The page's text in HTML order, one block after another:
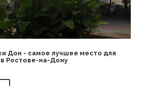
Дон - самое лучшее место для
в Ростове-на-Дону